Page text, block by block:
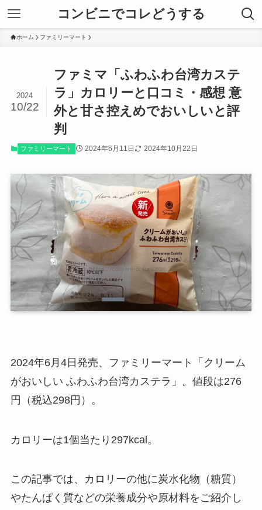
コンビニでコレどうする
ホーム ファミリーマート
ファミマ「ふわふわ台湾カステ
ラ」カロリーと口コミ・感想 意
外と甘さ控えめでおいしいと評
判
2024
10/22
ファミリーマート 2024年6月11日 2024年10月22日
2024年6月4日発売、ファミリーマート「クリーム
がおいしい ふわふわ台湾カステラ」。値段は276
円（税込298円）。
カロリーは1個当たり297kcal。
この記事では、カロリーの他に炭水化物（糖質）
やたんぱく質などの栄養成分や原材料をご紹介し